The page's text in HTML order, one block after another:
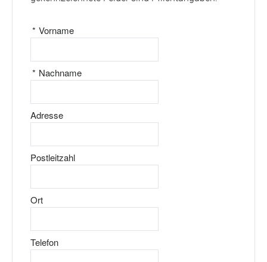
Vorname
*
Nachname
*
Adresse
Postleitzahl
Ort
Telefon